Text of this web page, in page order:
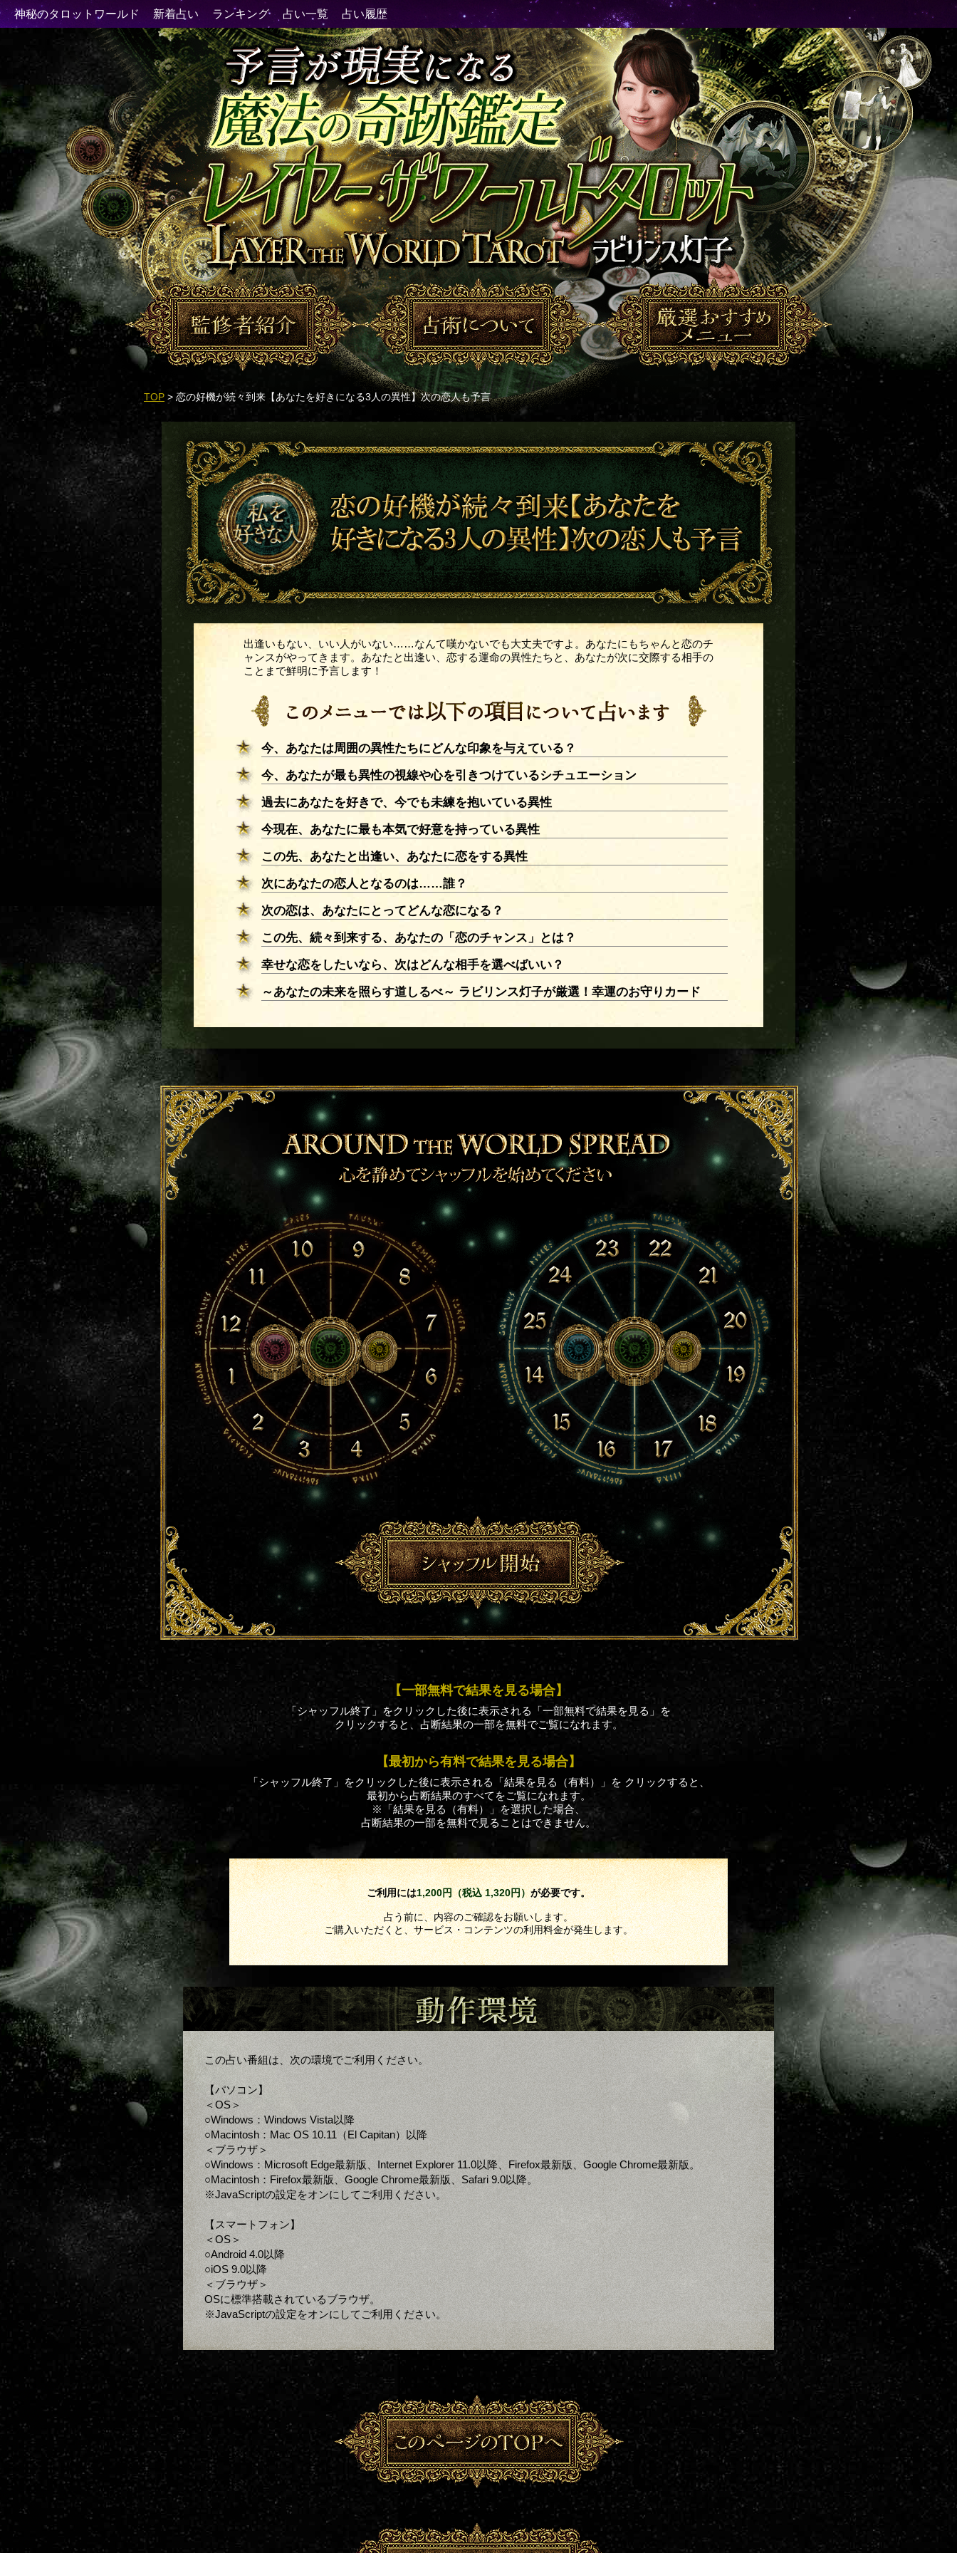
TOP > 恋の好機が続々到来【あなたを好きになる3人の異性】次の恋人も予言
出逢いもない、いい人がいない……なんて嘆かないでも大丈夫ですよ。あなたにもちゃんと恋のチ
ャンスがやってきます。あなたと出逢い、恋する運命の異性たちと、あなたが次に交際する相手の
ことまで鮮明に予言します！
今、あなたは周囲の異性たちにどんな印象を与えている？
今、あなたが最も異性の視線や心を引きつけているシチュエーション
過去にあなたを好きで、今でも未練を抱いている異性
今現在、あなたに最も本気で好意を持っている異性
この先、あなたと出逢い、あなたに恋をする異性
次にあなたの恋人となるのは……誰？
次の恋は、あなたにとってどんな恋になる？
この先、続々到来する、あなたの「恋のチャンス」とは？
幸せな恋をしたいなら、次はどんな相手を選べばいい？
～あなたの未来を照らす道しるべ～ ラビリンス灯子が厳選！幸運のお守りカード
【一部無料で結果を見る場合】
「シャッフル終了」をクリックした後に表示される「一部無料で結果を見る」を
クリックすると、占断結果の一部を無料でご覧になれます。
【最初から有料で結果を見る場合】
「シャッフル終了」をクリックした後に表示される「結果を見る（有料）」を クリックすると、
最初から占断結果のすべてをご覧になれます。
※「結果を見る（有料）」を選択した場合、
占断結果の一部を無料で見ることはできません。
ご利用には1,200円（税込 1,320円）が必要です。
占う前に、内容のご確認をお願いします。
ご購入いただくと、サービス・コンテンツの利用料金が発生します。
この占い番組は、次の環境でご利用ください。
【パソコン】
＜OS＞
○Windows：Windows Vista以降
○Macintosh：Mac OS 10.11（El Capitan）以降
＜ブラウザ＞
○Windows：Microsoft Edge最新版、Internet Explorer 11.0以降、Firefox最新版、Google Chrome最新版。
○Macintosh：Firefox最新版、Google Chrome最新版、Safari 9.0以降。
※JavaScriptの設定をオンにしてご利用ください。
【スマートフォン】
＜OS＞
○Android 4.0以降
○iOS 9.0以降
＜ブラウザ＞
OSに標準搭載されているブラウザ。
※JavaScriptの設定をオンにしてご利用ください。